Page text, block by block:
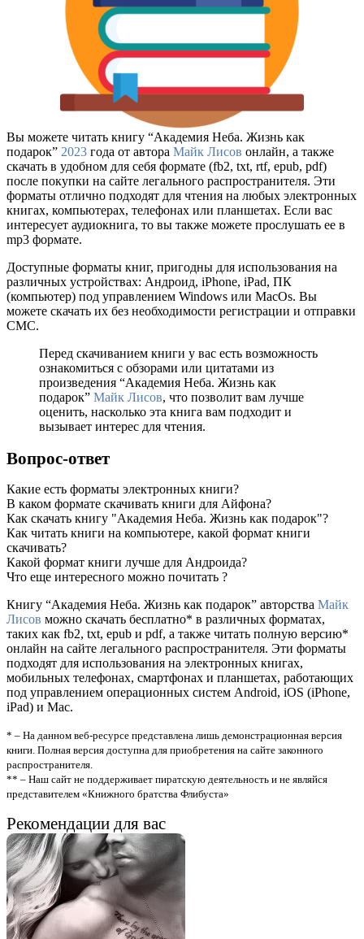
Вы можете читать книгу “Академия Неба. Жизнь как
подарок” 2023 года от автора Майк Лисов онлайн, а также
скачать в удобном для себя формате (fb2, txt, rtf, epub, pdf)
после покупки на сайте легального распространителя. Эти
форматы отлично подходят для чтения на любых электронных
книгах, компьютерах, телефонах или планшетах. Если вас
интересует аудиокнига, то вы также можете прослушать ее в
mp3 формате.
Доступные форматы книг, пригодны для использования на
различных устройствах: Андроид, iPhone, iPad, ПК
(компьютер) под управлением Windows или MacOs. Вы
можете скачать их без необходимости регистрации и отправки
СМС.
Перед скачиванием книги у вас есть возможность
ознакомиться с обзорами или цитатами из
произведения “Академия Неба. Жизнь как
подарок” Майк Лисов, что позволит вам лучше
оценить, насколько эта книга вам подходит и
вызывает интерес для чтения.
Вопрос-ответ
Какие есть форматы электронных книги?
В каком формате скачивать книги для Айфона?
Как скачать книгу "Академия Неба. Жизнь как подарок"?
Как читать книги на компьютере, какой формат книги
скачивать?
Какой формат книги лучше для Андроида?
Что еще интересного можно почитать ?
Книгу “Академия Неба. Жизнь как подарок” авторства Майк
Лисов можно скачать бесплатно* в различных форматах,
таких как fb2, txt, epub и pdf, а также читать полную версию*
онлайн на сайте легального распространителя. Эти форматы
подходят для использования на электронных книгах,
мобильных телефонах, смартфонах и планшетах, работающих
под управлением операционных систем Android, iOS (iPhone,
iPad) и Mac.
* – На данном веб-ресурсе представлена лишь демонстрационная версия
книги. Полная версия доступна для приобретения на сайте законного
распространителя.
** – Наш сайт не поддерживает пиратскую деятельность и не являйся
представителем «Книжного братства Флибуста»
Рекомендации для вас